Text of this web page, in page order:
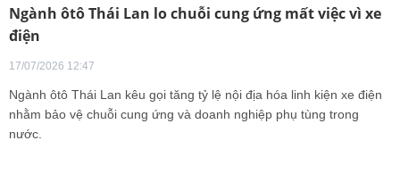
Ngành ôtô Thái Lan lo chuỗi cung ứng mất việc vì xe
điện
17/07/2026 12:47
Ngành ôtô Thái Lan kêu gọi tăng tỷ lệ nội địa hóa linh kiện xe điện
nhằm bảo vệ chuỗi cung ứng và doanh nghiệp phụ tùng trong
nước.